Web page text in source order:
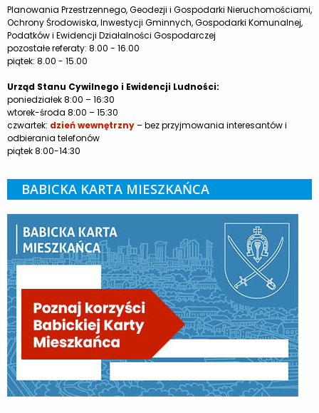
Planowania Przestrzennego, Geodezji i Gospodarki Nieruchomościami,
Ochrony Środowiska, Inwestycji Gminnych, Gospodarki Komunalnej,
Podatków i Ewidencji Działalności Gospodarczej
pozostałe referaty: 8.00 - 16.00
piątek: 8.00 - 15.00
Urząd Stanu Cywilnego i Ewidencji Ludności:
poniedziałek 8:00 – 16:30
wtorek-środa 8:00 – 15:30
czwartek: dzień wewnętrzny– bez przyjmowania interesantów i
odbierania telefonów
piątek 8:00-14:30
BABICKA KARTA MIESZKAŃCA